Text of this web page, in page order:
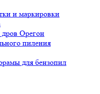
и маркировки
Орегон
пиления
для бензопил